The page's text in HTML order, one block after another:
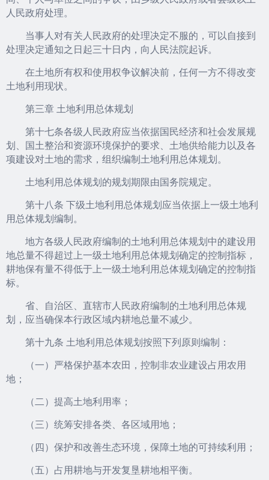
人民政府处理。
当事人对有关人民政府的处理决定不服的，可以自接到
处理决定通知之日起三十日内，向人民法院起诉。
在土地所有权和使用权争议解决前，任何一方不得改变
土地利用现状。
第三章 土地利用总体规划
第十七条各级人民政府应当依据国民经济和社会发展规
划、国土整治和资源环境保护的要求、土地供给能力以及各
项建设对土地的需求，组织编制土地利用总体规划。
土地利用总体规划的规划期限由国务院规定。
第十八条 下级土地利用总体规划应当依据上一级土地利
用总体规划编制。
地方各级人民政府编制的土地利用总体规划中的建设用
地总量不得超过上一级土地利用总体规划确定的控制指标，
耕地保有量不得低于上一级土地利用总体规划确定的控制指
标。
省、自治区、直辖市人民政府编制的土地利用总体规
划，应当确保本行政区域内耕地总量不减少。
第十九条 土地利用总体规划按照下列原则编制：
（一）严格保护基本农田，控制非农业建设占用农用
地；
（二）提高土地利用率；
（三）统筹安排各类、各区域用地；
（四）保护和改善生态环境，保障土地的可持续利用；
（五）占用耕地与开发复垦耕地相平衡。